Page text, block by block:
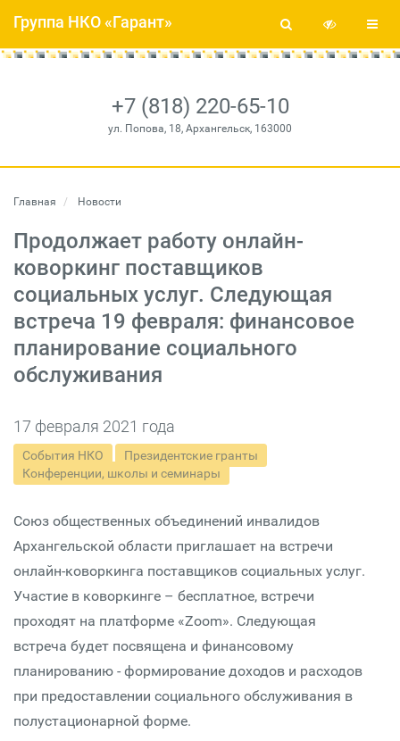
+7 (818) 220-65-10
ул. Попова, 18, Архангельск, 163000
Группа НКО «Гарант»
Главная Новости
Продолжает работу онлайн-
коворкинг поставщиков
социальных услуг. Следующая
встреча 19 февраля: финансовое
планирование социального
обслуживания
17 февраля 2021 года
События НКО
Президентские гранты
Конференции, школы и семинары
Союз общественных объединений инвалидов
Архангельской области приглашает на встречи
онлайн-коворкинга поставщиков социальных услуг.
Участие в коворкинге – бесплатное, встречи
проходят на платформе «Zoom». Следующая
встреча будет посвящена и финансовому
планированию - формирование доходов и расходов
при предоставлении социального обслуживания в
полустационарной форме.